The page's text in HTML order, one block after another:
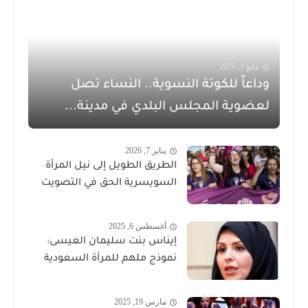
مايو 1, 2026
وداعاً للكوتة النسوية.. النساء تصل
لعضوية المجلس البلدي في مدينة...
يناير 7, 2026
الطريق الطويل إلى نيل المرأة
السويسرية الحق في التصويت
أغسطس 6, 2025
إيناس بنت سليمان العيسى:
نموذج ملهم للمرأة السعودية
مارس 19, 2025